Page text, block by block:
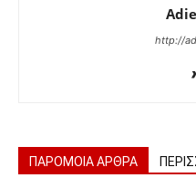
http://
ΠΑΡΟΜΟΙΑ ΑΡΘΡΑ